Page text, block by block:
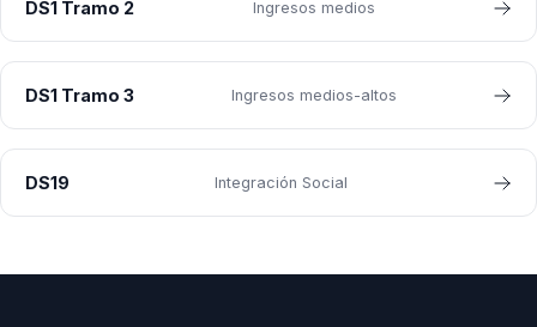
DS1 Tramo 2 Ingresos medios
DS1 Tramo 3 Ingresos medios-altos
DS19 Integración Social